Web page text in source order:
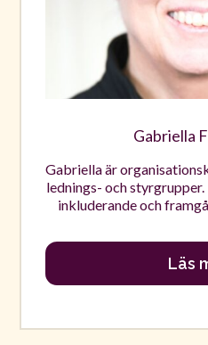
Gabriella
Gabriella är
lednings- och
inkluderande och
Läs